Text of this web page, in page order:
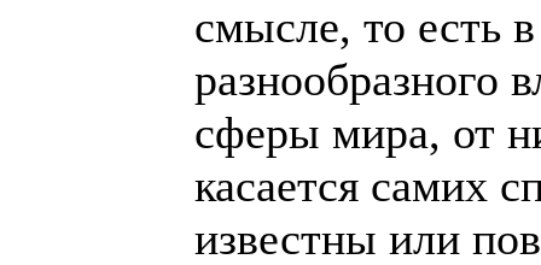
смысле, то есть
разнообразного
сферы мира, от
касается самих
известны или